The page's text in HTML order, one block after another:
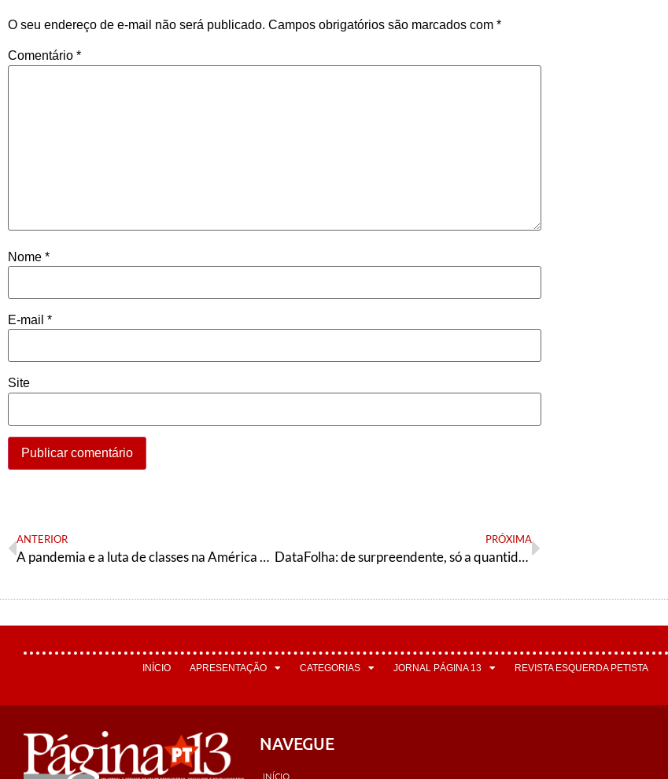
O seu endereço de e-mail não será publicado. Campos obrigatórios são marcados com *
Comentário *
Nome *
E-mail *
Site
ANTERIOR
A pandemia e a luta de classes na América Latina
PRÓXIMA
DataFolha: de surpreendente, só a quantidade de surpresos
INÍCIO APRESENTAÇÃO CATEGORIAS JORNAL PÁGINA 13 REVISTA ESQUERDA PETISTA
NAVEGUE
INÍCIO